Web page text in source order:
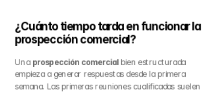
¿Cuánto tiempo tarda en funcionar la
prospección comercial?
Una prospección comercial bien estructurada
empieza a generar respuestas desde la primera
semana. Las primeras reuniones cualificadas suelen